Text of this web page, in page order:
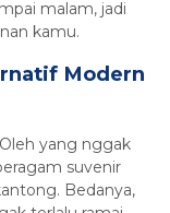
malam, jadi
kamu.
Modern
yang nggak
suvenir
Bedanya,